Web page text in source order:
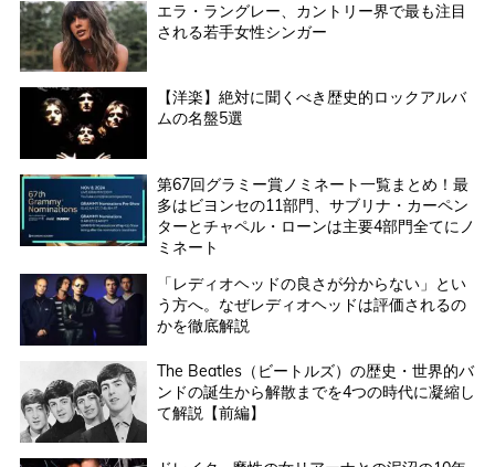
エラ・ラングレー、カントリー界で最も注目
される若手女性シンガー
【洋楽】絶対に聞くべき歴史的ロックアルバ
ムの名盤5選
第67回グラミー賞ノミネート一覧まとめ！最
多はビヨンセの11部門、サブリナ・カーペン
ターとチャペル・ローンは主要4部門全てにノ
ミネート
「レディオヘッドの良さが分からない」とい
う方へ。なぜレディオヘッドは評価されるの
かを徹底解説
The Beatles（ビートルズ）の歴史・世界的バ
ンドの誕生から解散までを4つの時代に凝縮し
て解説【前編】